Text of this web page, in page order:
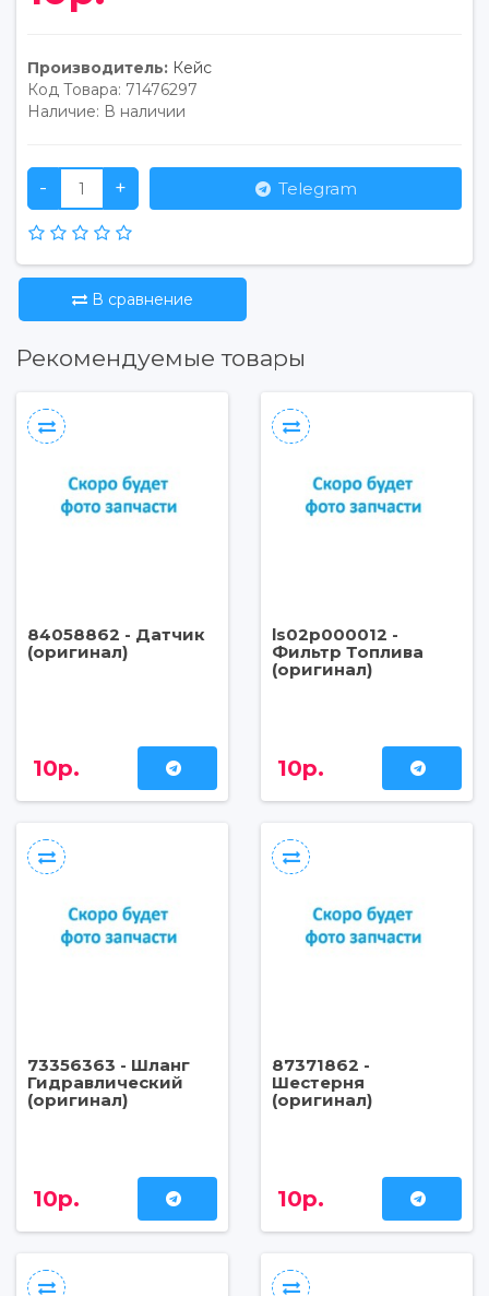
Производитель: Кейс
Код Товара: 71476297
Наличие: В наличии
- + Telegram
В сравнение
Рекомендуемые товары
84058862 - Датчик
(оригинал)
10р.
ls02p000012 -
Фильтр Топлива
(оригинал)
10р.
73356363 - Шланг
Гидравлический
(оригинал)
10р.
87371862 -
Шестерня
(оригинал)
10р.